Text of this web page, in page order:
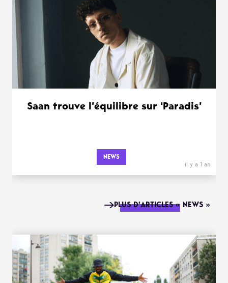
Saan trouve l’équilibre sur ‘Paradis’
NEWS
il y a 1 an
PLUS D'ARTICLES « NEWS »